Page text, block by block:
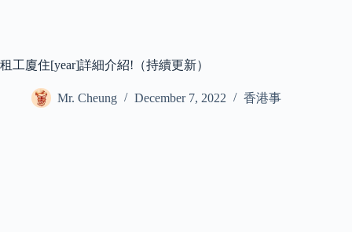
租工廈住[year]詳細介紹!（持續更新）
Mr. Cheung December 7, 2022 香港事